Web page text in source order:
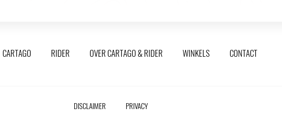
CARTAGO RIDER OVER CARTAGO & RIDER WINKELS CONTACT
DISCLAIMER PRIVACY